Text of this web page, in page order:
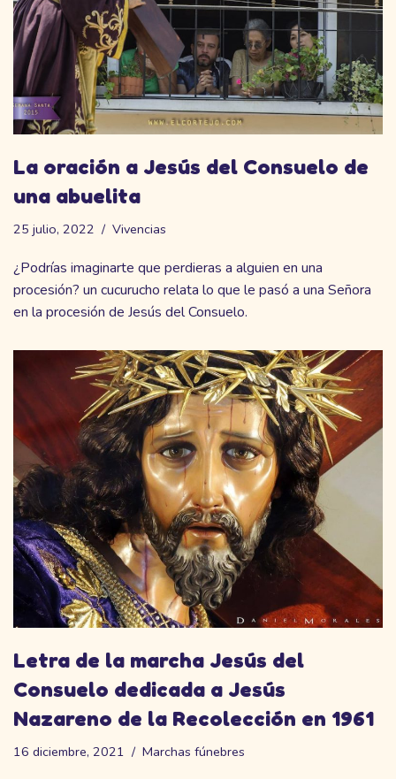
La oración a Jesús del Consuelo de
una abuelita
25 julio, 2022 Vivencias
¿Podrías imaginarte que perdieras a alguien en una
procesión? un cucurucho relata lo que le pasó a una Señora
en la procesión de Jesús del Consuelo.
Letra de la marcha Jesús del
Consuelo dedicada a Jesús
Nazareno de la Recolección en 1961
16 diciembre, 2021 Marchas fúnebres